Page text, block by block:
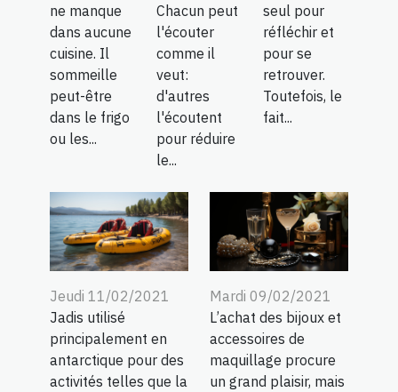
ne manque
dans aucune
cuisine. Il
sommeille
peut-être
dans le frigo
ou les...
Chacun peut
l'écouter
comme il
veut:
d'autres
l'écoutent
pour réduire
le...
seul pour
réfléchir et
pour se
retrouver.
Toutefois, le
fait...
Jeudi 11/02/2021
Jadis utilisé
principalement en
antarctique pour des
activités telles que la
Mardi 09/02/2021
L’achat des bijoux et
accessoires de
maquillage procure
un grand plaisir, mais